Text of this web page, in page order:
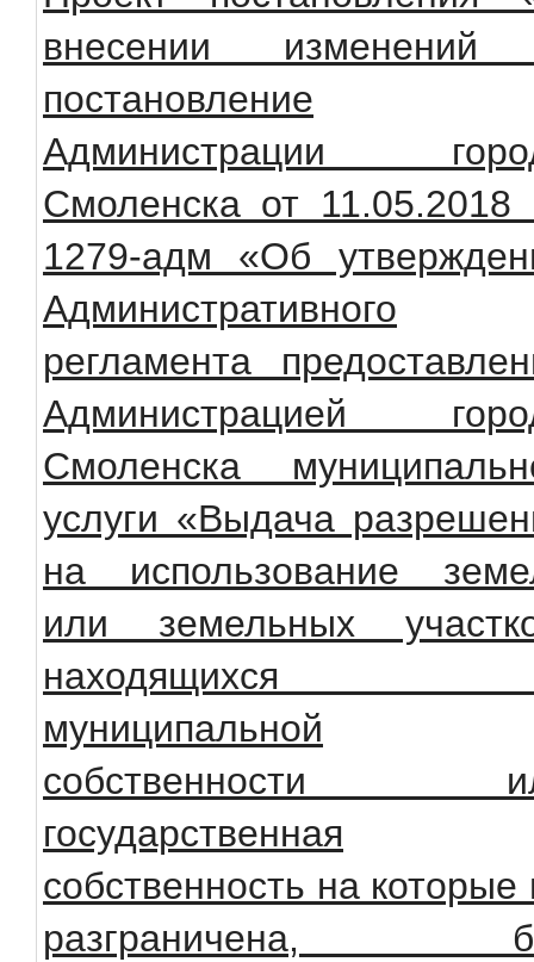
внесении
постановление
Администрации
Смоленска от
1279-адм «Об
Административного
регламента
Администрацией
Смоленска
услуги «Выдача
на использование
или земельных
находящихся
муниципальной
собственности
государственная
собственность на которые
разграничена,